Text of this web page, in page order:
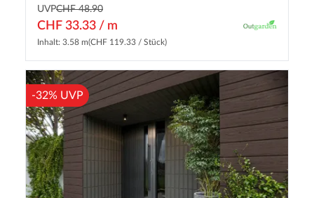
UVPCHF 48.90
CHF 33.33 / m
Inhalt: 3.58 m(CHF 119.33 / Stück)
-32% UVP